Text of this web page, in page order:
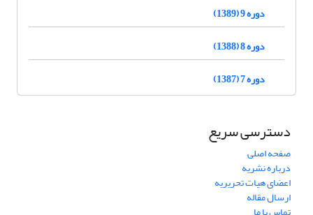
دوره 9 (1389)
دوره 8 (1388)
دوره 7 (1387)
دسترسی سریع
صفحه اصلی
درباره نشریه
اعضای هیات تحریریه
ارسال مقاله